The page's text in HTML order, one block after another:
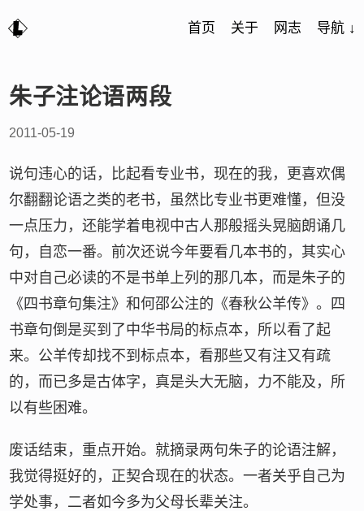
首页 关于 网志 导航 ↓
朱子注论语两段
2011-05-19
说句违心的话，比起看专业书，现在的我，更喜欢偶
尔翻翻论语之类的老书，虽然比专业书更难懂，但没
一点压力，还能学着电视中古人那般摇头晃脑朗诵几
句，自恋一番。前次还说今年要看几本书的，其实心
中对自己必读的不是书单上列的那几本，而是朱子的
《四书章句集注》和何邵公注的《春秋公羊传》。四
书章句倒是买到了中华书局的标点本，所以看了起
来。公羊传却找不到标点本，看那些又有注又有疏
的，而已多是古体字，真是头大无脑，力不能及，所
以有些困难。
废话结束，重点开始。就摘录两句朱子的论语注解，
我觉得挺好的，正契合现在的状态。一者关乎自己为
学处事，二者如今多为父母长辈关注。